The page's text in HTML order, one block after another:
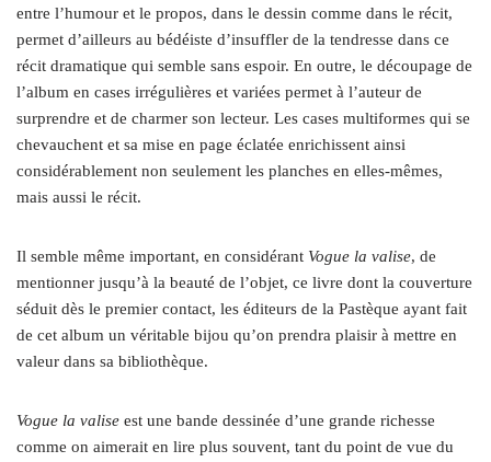
entre l’humour et le propos, dans le dessin comme dans le récit,
permet d’ailleurs au bédéiste d’insuffler de la tendresse dans ce
récit dramatique qui semble sans espoir. En outre, le découpage de
l’album en cases irrégulières et variées permet à l’auteur de
surprendre et de charmer son lecteur. Les cases multiformes qui se
chevauchent et sa mise en page éclatée enrichissent ainsi
considérablement non seulement les planches en elles-mêmes,
mais aussi le récit.
Il semble même important, en considérant Vogue la valise, de
mentionner jusqu’à la beauté de l’objet, ce livre dont la couverture
séduit dès le premier contact, les éditeurs de la Pastèque ayant fait
de cet album un véritable bijou qu’on prendra plaisir à mettre en
valeur dans sa bibliothèque.
Vogue la valise est une bande dessinée d’une grande richesse
comme on aimerait en lire plus souvent, tant du point de vue du